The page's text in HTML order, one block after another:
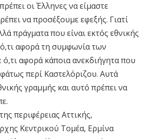
οι Έλληνες να είμαστε
να προσέξουμε εφεξής. Γιατί
πράγματα που είναι εκτός εθνικής
αφορά τη συμφωνία των
αφορά κάποια ανεκδιήγητα που
περί Καστελόριζου. Αυτά
γραμμής και αυτό πρέπει να
περιφέρειας Αττικής,
Κεντρικού Τομέα, Ερμίνα